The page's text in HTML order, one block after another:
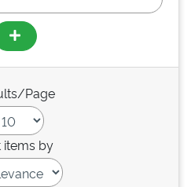
Page
items by